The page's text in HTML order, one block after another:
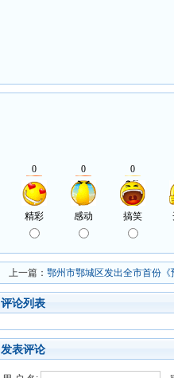
上一篇： 鄂州市鄂城区发出全市首份《
评论列表
发表评论